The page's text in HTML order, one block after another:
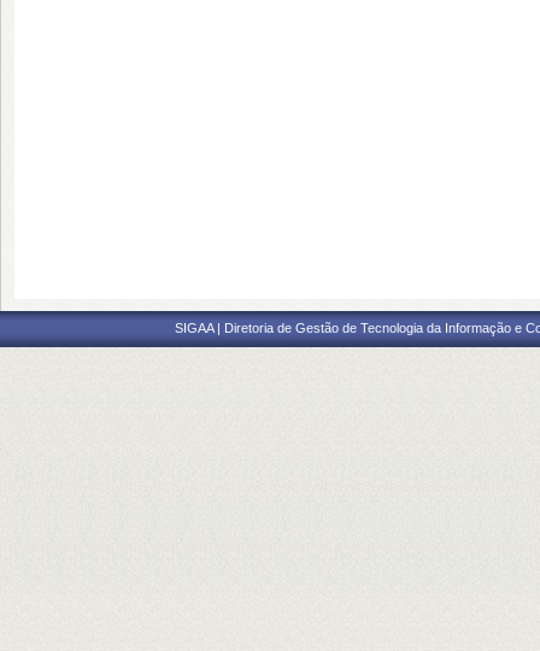
SIGAA | Diretoria de Gestão de Tecnologia da Informação e